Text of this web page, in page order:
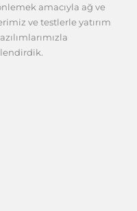
önlemek amacıyla ağ ve
ve testlerle yatırım